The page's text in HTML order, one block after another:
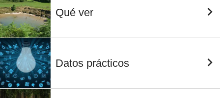
Qué ver
Datos prácticos